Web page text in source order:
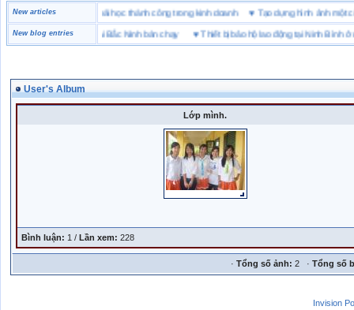
New articles
biệt” của Microsoft ♥4 bài học thành công trong kinh doanh♥Tạo dựng hình ảnh
New blog entries
hiệu giày bảo hộ tại Bắc Ninh bán chạy♥ Thiết bị bảo hộ lao động tại Ninh Bình ở đâu
User's Album
Lớp mình.
Bình luận: 1 / Lần xem: 228
· Tổng số ảnh: 2 · Tổng số
Invision